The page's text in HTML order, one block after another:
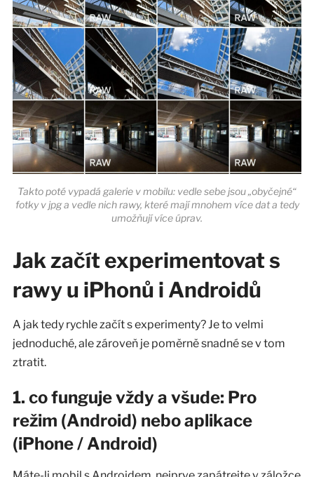
Takto poté vypadá galerie v mobilu: vedle sebe jsou „obyčejné“
fotky v jpg a vedle nich rawy, které mají mnohem více dat a tedy
umožňují více úprav.
Jak začít experimentovat s
rawy u iPhonů i Androidů
A jak tedy rychle začít s experimenty? Je to velmi
jednoduché, ale zároveň je poměrně snadné se v tom
ztratit.
1. co funguje vždy a všude: Pro
režim (Android) nebo aplikace
(iPhone / Android)